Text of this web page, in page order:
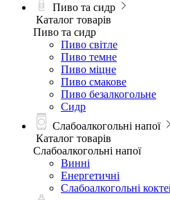
Пиво та сидр
Каталог товарів
Пиво та сидр
Пиво світле
Пиво темне
Пиво міцне
Пиво смакове
Пиво безалкогольне
Сидр
Слабоалкогольні напої
Каталог товарів
Слабоалкогольні напої
Винні
Енергетичні
Слабоалкогольні